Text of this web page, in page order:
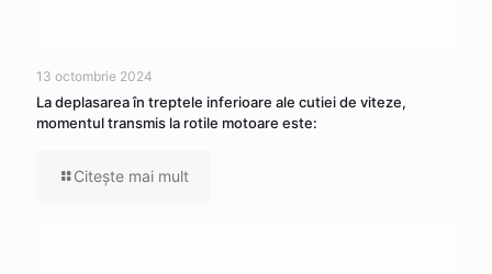
13 octombrie 2024
La deplasarea în treptele inferioare ale cutiei de viteze,
momentul transmis la rotile motoare este:
Citeşte mai mult